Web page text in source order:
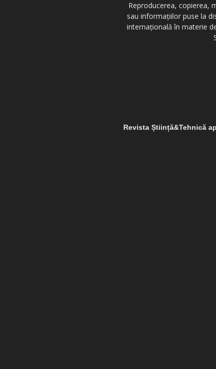
Reproducerea, copierea,
sau informațiilor puse la
internațională în materie
Revista Știință&Tehnică